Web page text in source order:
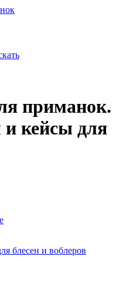
приманок.
кейсы для
блесен и воблеров